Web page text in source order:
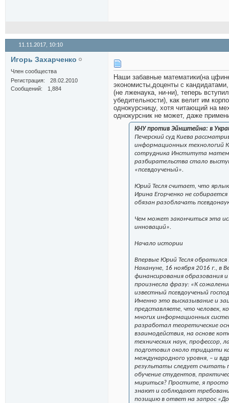
11.11.2017, 10:10
Игорь Захарченко
Член сообщества
Регистрация
28.02.2010
Сообщений
1,884
Наши забавные математики(на
экономисты,доценты с
(не лженаука, ни-ни), теперь
убедительности), как велит им
однокурсницу, хотя читающий на
однокурсник не может, даже
КНУ против Эйнштейна: в
Печерский суд Киева
информационных технологий
сотрудника Института
разбирательства стало
«псевдоученый».
Юрий Тесля считает, что
Ирина Егорченко не
обязан разоблачать
Чем может закончиться эта
инноваций».
Начало истории
Впервые Юрий Тесля
Накануне, 16 ноября 2016 г., в
финансирования образования
произнесла фразу: «К
известный псевдоученый
Именно это высказывание и
представляете, что человек,
многих информационных
разработал теоретические
взаимодействия, на основе
технических наук, профессор,
подготовил около тридцати
международного уровня, – и
результаты следует считать
обучение студентов,
мириться? Простите, я
знают и соблюдают
позицию в ответ на запрос